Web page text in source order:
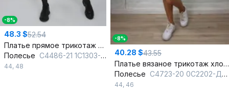
-8%
48.3 $52.54
Платье прямое трикотаж хлопок с длинным рукавом
Полесье С4486-21 1С1303-Д43 170 льняной_темный
44, 48
-8%
40.28 $43.55
Платье вязаное трикотаж хлопок с молнией и воротником
Полесье С4723-20 0С2202-Д43 164 каспийский
44, 46